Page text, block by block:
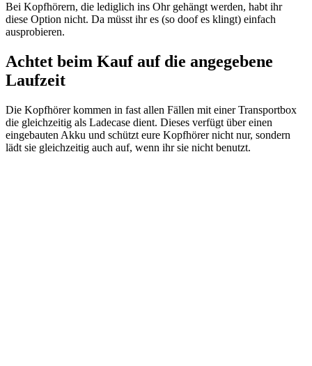
Bei Kopfhörern, die lediglich ins Ohr gehängt werden, habt ihr
diese Option nicht. Da müsst ihr es (so doof es klingt) einfach
ausprobieren.
Achtet beim Kauf auf die angegebene
Laufzeit
Die Kopfhörer kommen in fast allen Fällen mit einer Transportbox
die gleichzeitig als Ladecase dient. Dieses verfügt über einen
eingebauten Akku und schützt eure Kopfhörer nicht nur, sondern
lädt sie gleichzeitig auch auf, wenn ihr sie nicht benutzt.